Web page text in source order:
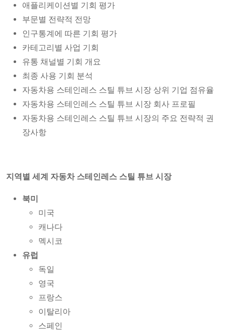
애플리케이션별 기회 평가
부문별 전략적 전망
인구통계에 따른 기회 평가
카테고리별 사업 기회
유통 채널별 기회 개요
최종 사용 기회 분석
자동차용 스테인레스 스틸 튜브 시장 상위 기업 점유율
자동차용 스테인레스 스틸 튜브 시장 회사 프로필
자동차용 스테인레스 스틸 튜브 시장의 주요 전략적 권
장사항
지역별 세계 자동차 스테인레스 스틸 튜브 시장
북미
미국
캐나다
멕시코
유럽
독일
영국
프랑스
이탈리아
스페인